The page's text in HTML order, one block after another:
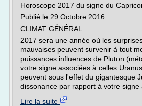
Horoscope 2017 du signe du
Publié le 29 Octobre 2016
CLIMAT GÉNÉRAL:
2017 sera une année où les
mauvaises peuvent survenir à tout
puissances influences de Pluton
votre signe associées à celles
peuvent sous l'effet du gigantesque
dissonance par rapport à votre signe
Lire la suite